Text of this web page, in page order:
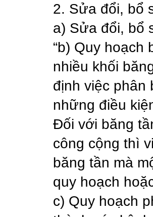
2. Sửa đổi, bổ
a) Sửa đổi, bổ
“b) Quy hoạch
nhiều khối
định việc phân
những điều
Đối với băng
công cộng thì
băng tần mà
quy hoạch
c) Quy hoạch